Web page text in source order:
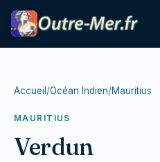
Accueil /Océan Indien/Mauritius
MAURITIUS
Verdun